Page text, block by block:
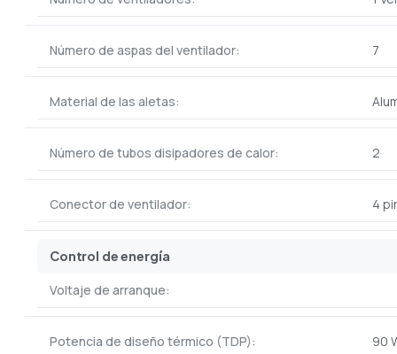
Número de aspas del ventilador: 7
Material de las aletas:
Número de tubos disipadores de calor: 2
Conector de ventilador: 4
Control de energía
Voltaje de arranque:
Potencia de diseño térmico (TDP): 90